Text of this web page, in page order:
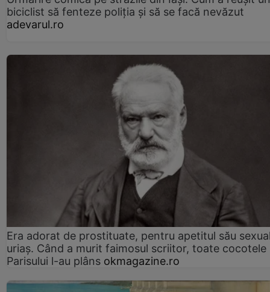
biciclist să fenteze poliția și să se facă nevăzut
adevarul.ro
Era adorat de prostituate, pentru apetitul său
uriaș. Când a murit faimosul scriitor, toate cocotele
Parisului l-au plâns okmagazine.ro